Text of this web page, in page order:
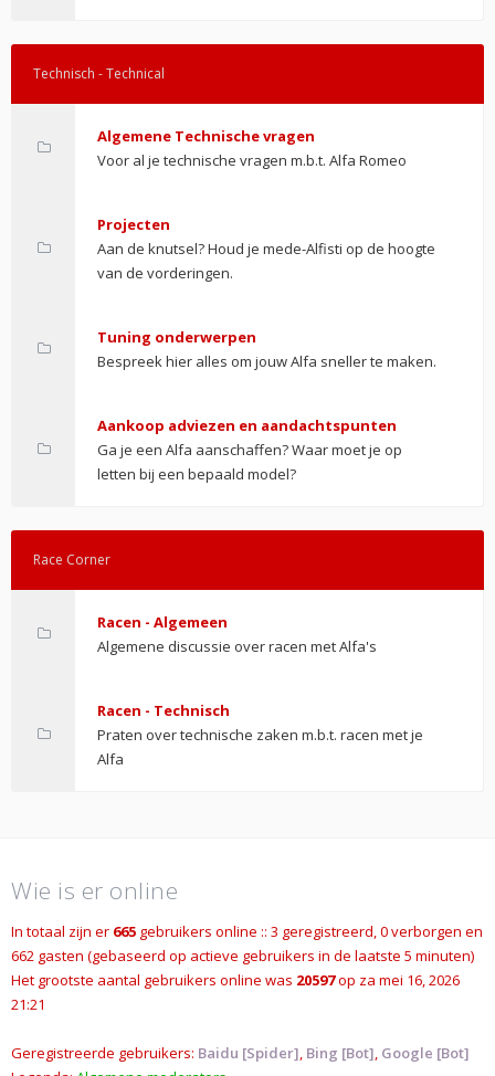
Technisch - Technical
Algemene Technische vragen
Voor al je technische vragen m.b.t. Alfa Romeo
Projecten
Aan de knutsel? Houd je mede-Alfisti op de hoogte
van de vorderingen.
Tuning onderwerpen
Bespreek hier alles om jouw Alfa sneller te maken.
Aankoop adviezen en aandachtspunten
Ga je een Alfa aanschaffen? Waar moet je op
letten bij een bepaald model?
Race Corner
Racen - Algemeen
Algemene discussie over racen met Alfa's
Racen - Technisch
Praten over technische zaken m.b.t. racen met je
Alfa
Wie is er online
In totaal zijn er 665 gebruikers online :: 3 geregistreerd, 0 verborgen en
662 gasten (gebaseerd op actieve gebruikers in de laatste 5 minuten)
Het grootste aantal gebruikers online was 20597op za mei 16, 2026
21:21
Geregistreerde gebruikers: Baidu [Spider], Bing [Bot], Google [Bot]